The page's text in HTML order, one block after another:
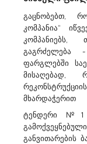
Სსიპ Ბათუმის
71242000 -
კვლევის მიზანი:
შესრულების
პოტენციური
პირობები:სსიპ
ყველა
გაცნობებთ,
კომპანია“
კომპანიებს,
გაგრძელება
ფარგლებში
მისაღებად,
მხარდაჭერით
ტენდერი №1
განვითარების